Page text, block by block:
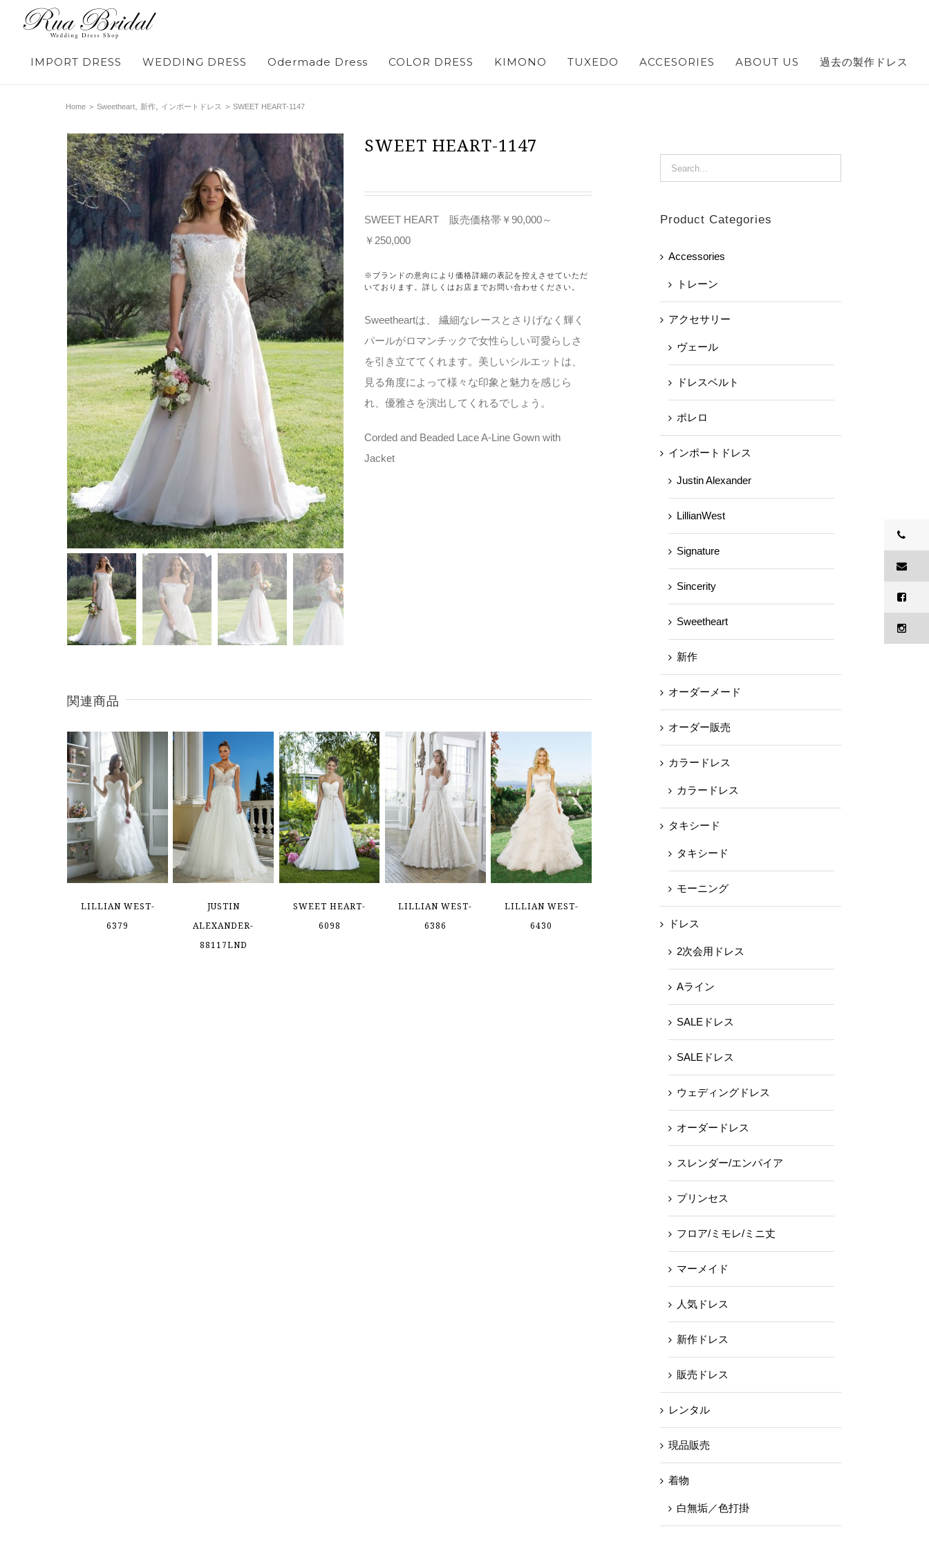
IMPORT DRESS WEDDING DRESS Odermade Dress COLOR DRESS KIMONO TUXEDO ACCESORIES ABOUT US 過去の製作ドレス
Home > Sweetheart, 新作, インポートドレス > SWEET HEART-1147
SWEET HEART-1147
SWEET HEART 販売価格帯￥90,000～
￥250,000
※ブランドの意向により価格詳細の表記を控えさせていただ
いております。詳しくはお店までお問い合わせください。
Sweetheartは、 繊細なレースとさりげなく輝く
パールがロマンチックで女性らしい可愛らしさ
を引き立ててくれます。美しいシルエットは、
見る角度によって様々な印象と魅力を感じら
れ、優雅さを演出してくれるでしょう。
Corded and Beaded Lace A-Line Gown with
Jacket
関連商品
LILLIAN WEST-
6379
JUSTIN
ALEXANDER-
88117LND
SWEET HEART-
6098
LILLIAN WEST-
6386
LILLIAN WEST-
6430
Product Categories
Accessories
トレーン
アクセサリー
ヴェール
ドレスベルト
ポレロ
インポートドレス
Justin Alexander
LillianWest
Signature
Sincerity
Sweetheart
新作
オーダーメード
オーダー販売
カラードレス
カラードレス
タキシード
タキシード
モーニング
ドレス
2次会用ドレス
Aライン
SALEドレス
SALEドレス
ウェディングドレス
オーダードレス
スレンダー/エンパイア
プリンセス
フロア/ミモレ/ミニ丈
マーメイド
人気ドレス
新作ドレス
販売ドレス
レンタル
現品販売
着物
白無垢／色打掛